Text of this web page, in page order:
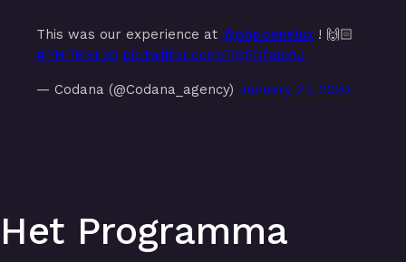
This was our experience at @phpbenelux ! 🙌🏻
#PHPBNL20 pic.twitter.com/PQFDfa6x1J
— Codana (@Codana_agency) January 27, 2020
Het Programma